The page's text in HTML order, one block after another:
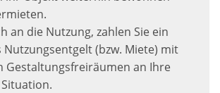
an die Nutzung, zahlen Sie ein
(bzw. Miete) mit
Gestaltungsfreiräumen an Ihre